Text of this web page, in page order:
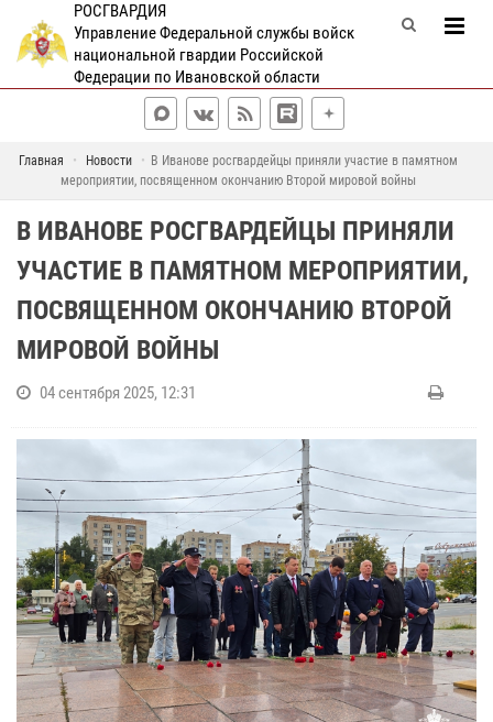
РОСГВАРДИЯ
Управление Федеральной службы войск
национальной гвардии Российской
Федерации по Ивановской области
Главная Новости
В Иванове росгвардейцы приняли участие в памятном
мероприятии, посвященном окончанию Второй мировой войны
В ИВАНОВЕ РОСГВАРДЕЙЦЫ ПРИНЯЛИ
УЧАСТИЕ В ПАМЯТНОМ МЕРОПРИЯТИИ,
ПОСВЯЩЕННОМ ОКОНЧАНИЮ ВТОРОЙ
МИРОВОЙ ВОЙНЫ
04 сентября 2025, 12:31